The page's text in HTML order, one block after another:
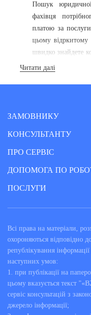
Пошук
фахівця
платою за
цьому відркитому
швидко знайдете
адвоката,
онлайнв будь-який
юриста
Отримати в
консультацію
фінансового
для:
Читати далі
ЗАМОВНИКУ
КОНСУЛЬТАНТУ
ПРО СЕРВІС
ДОПОМОГА ПО
ПОСЛУГИ
Всі права на матеріали,
охороняються відповідно
републікування
наступних умов:
1. при публікації на
цьому вказується текст
сервіс консультацій з
джерело інформації;